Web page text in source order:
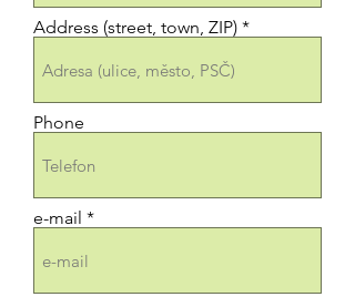
Address (street, town, ZIP)
Phone
e-mail